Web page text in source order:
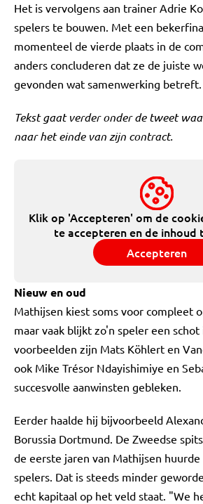
Het is vervolgens aan trainer Adrie
spelers te bouwen. Met een
momenteel de vierde plaats in de
anders concluderen dat ze de juiste
gevonden wat samenwerking betreft.
Tekst gaat verder onder de tweet
naar het einde van zijn contract.
Klik op 'Accepteren' om de
te accepteren en de inhoud
Accepteren
Nieuw en oud
Mathijsen kiest soms voor compleet
maar vaak blijkt zo'n speler een
voorbeelden zijn Mats Köhlert en
ook Mike Trésor Ndayishimiye en
succesvolle aanwinsten gebleken.
Eerder haalde hij bijvoorbeeld
Borussia Dortmund. De Zweedse
de eerste jaren van Mathijsen
spelers. Dat is steeds minder
echt kapitaal op het veld staat. "We